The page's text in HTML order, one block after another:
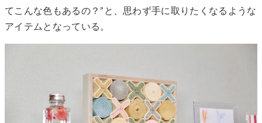
てこんな色もあるの？”と、思わず手に取りたくなるような
アイテムとなっている。